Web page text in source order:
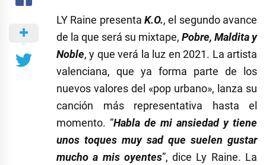
LY Raine presenta K.O., el segundo avance
de la que será su mixtape, Pobre, Maldita y
Noble, y que verá la luz en 2021. La artista
valenciana, que ya forma parte de los
nuevos valores del «pop urbano», lanza su
canción más representativa hasta el
momento. “Habla de mi ansiedad y tiene
unos toques muy sad que suelen gustar
mucho a mis oyentes”, dice Ly Raine. La